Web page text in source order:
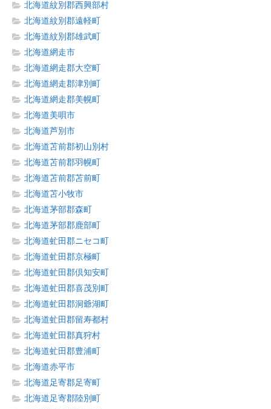
北海道紋別郡西興部村
北海道紋別郡遠軽町
北海道紋別郡雄武町
北海道網走市
北海道網走郡大空町
北海道網走郡津別町
北海道網走郡美幌町
北海道美唄市
北海道芦別市
北海道苫前郡初山別村
北海道苫前郡羽幌町
北海道苫前郡苫前町
北海道苫小牧市
北海道茅部郡森町
北海道茅部郡鹿部町
北海道虻田郡ニセコ町
北海道虻田郡京極町
北海道虻田郡倶知安町
北海道虻田郡喜茂別町
北海道虻田郡洞爺湖町
北海道虻田郡留寿都村
北海道虻田郡真狩村
北海道虻田郡豊浦町
北海道赤平市
北海道足寄郡足寄町
北海道足寄郡陸別町